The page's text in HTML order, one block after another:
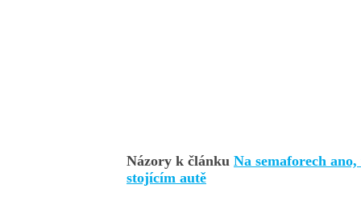
Názory k článku Na semaforech
stojícím autě